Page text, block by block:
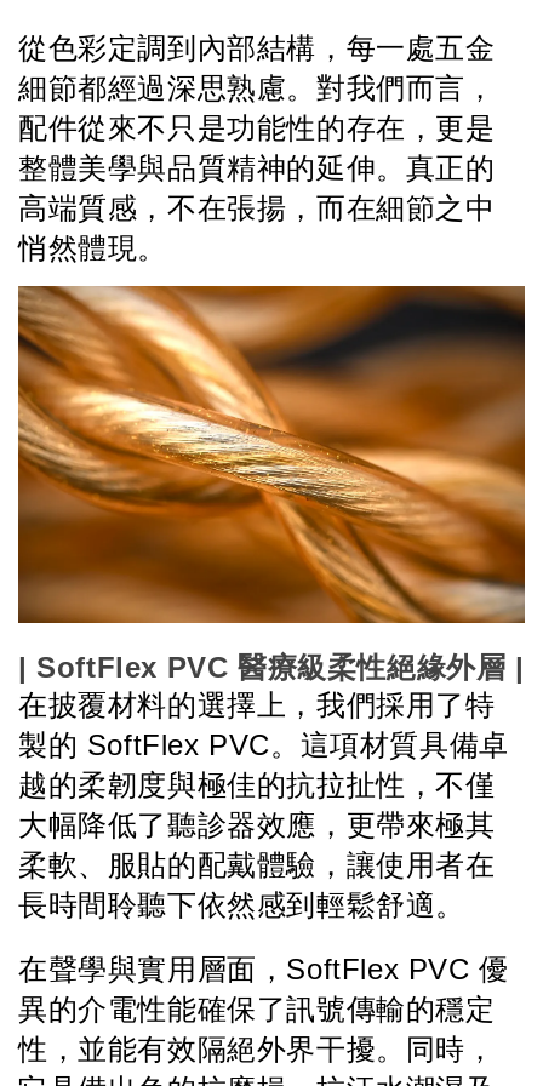
從色彩定調到內部結構，每一處五金
細節都經過深思熟慮。對我們而言，
配件從來不只是功能性的存在，更是
整體美學與品質精神的延伸。真正的
高端質感，不在張揚，而在細節之中
悄然體現。
在披覆材料的選擇上，我們採用了特
製的 SoftFlex PVC。這項材質具備卓
越的柔韌度與極佳的抗拉扯性，不僅
大幅降低了聽診器效應，更帶來極其
柔軟、服貼的配戴體驗，讓使用者在
長時間聆聽下依然感到輕鬆舒適。
在聲學與實用層面，SoftFlex PVC 優
異的介電性能確保了訊號傳輸的穩定
性，並能有效隔絕外界干擾。同時，